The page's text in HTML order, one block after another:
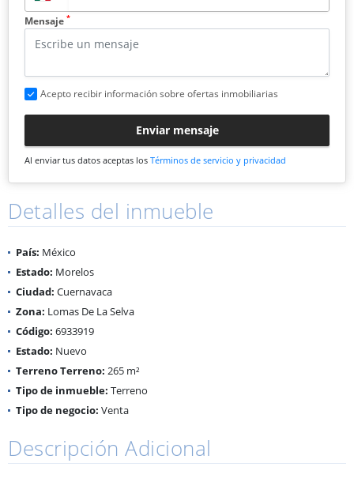
Mensaje *
Acepto recibir información sobre ofertas inmobiliarias
Enviar mensaje
Al enviar tus datos aceptas los Términos de servicio y privacidad
Detalles del inmueble
País: México
Estado: Morelos
Ciudad: Cuernavaca
Zona: Lomas De La Selva
Código: 6933919
Estado: Nuevo
Terreno Terreno: 265 m²
Tipo de inmueble: Terreno
Tipo de negocio: Venta
Descripción Adicional